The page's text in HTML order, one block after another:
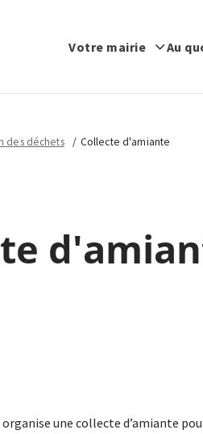
Votre mairie Au
des déchets Collecte d'amiante
organise une collecte d’amiante